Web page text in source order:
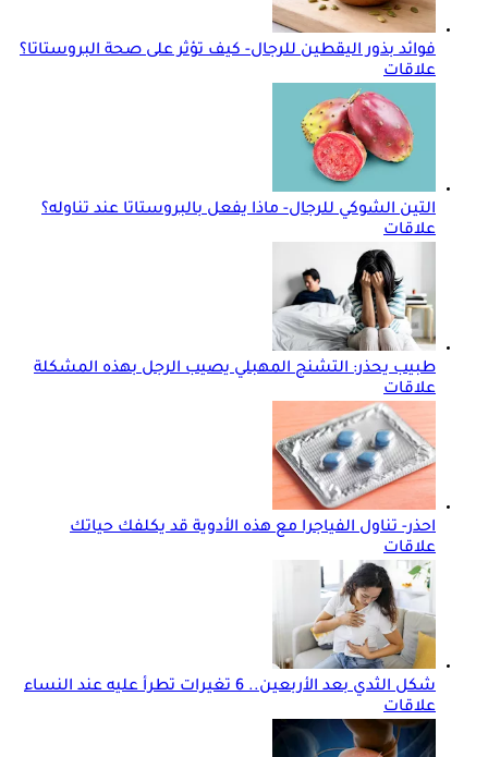
فوائد بذور اليقطين للرجال- كيف تؤثر على صحة البروستاتا؟
علاقات
التين الشوكي للرجال- ماذا يفعل بالبروستاتا عند تناوله؟
علاقات
طبيب يحذر: التشنج المهبلي يصيب الرجل بهذه المشكلة
علاقات
احذر- تناول الفياجرا مع هذه الأدوية قد يكلفك حياتك
علاقات
شكل الثدي بعد الأربعين.. 6 تغيرات تطرأ عليه عند النساء
علاقات